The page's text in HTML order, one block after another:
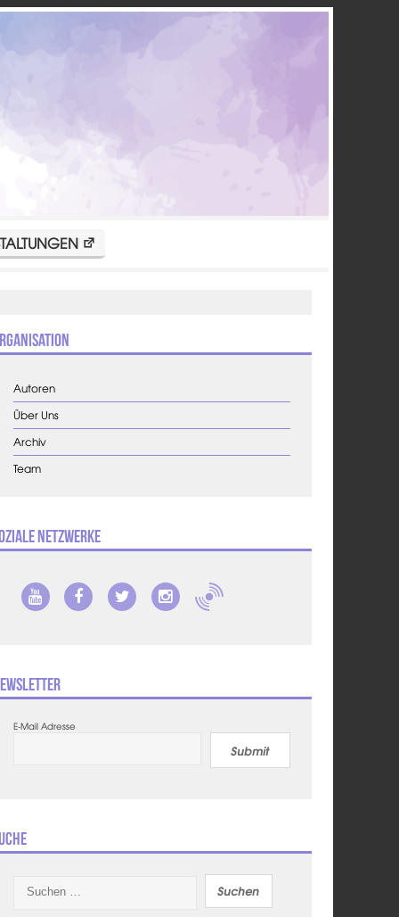
Autoren
Über Uns
Archiv
Team
Netzwerke
E-Mail Adresse
Submit
nach: